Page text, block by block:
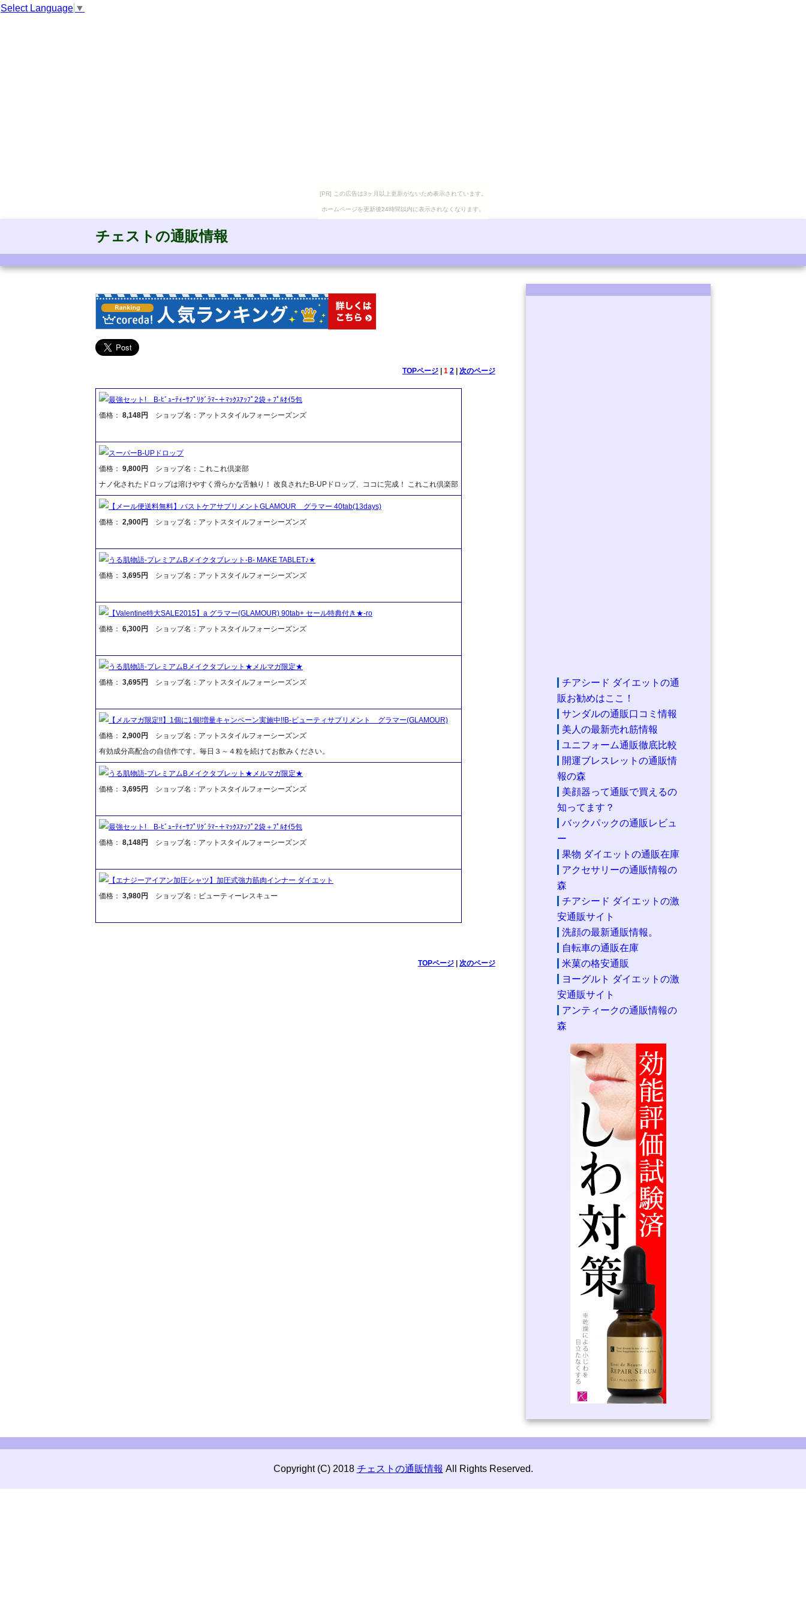
Select Language ▼
[PR] この広告は3ヶ月以上更新がないため表示されています。
ホームページを更新後24時間以内に表示されなくなります。
チェストの通販情報
TOPページ| 1 2| 次のページ
最強セット! B-ﾋﾞｭｰﾃｨｰｻﾌﾟﾘｸﾞﾗﾏｰ＋ﾏｯｸｽｱｯﾌﾟ2袋＋ﾌﾟﾙｵｲ5包
価格： 8,148円 ショップ名：アットスタイルフォーシーズンズ
スーパーB-UPドロップ
価格： 9,800円
ショップ名：これこれ倶楽部
ナノ化されたドロップは溶けやすく滑らかな舌触り！ 改良されたB-UPドロップ、ココに完成！ これこれ倶楽部
【メール便送料無料】バストケアサプリメントGLAMOUR グラマー 40tab(13days)
価格： 2,900円 ショップ名：アットスタイルフォーシーズンズ
うる肌物語-プレミアムBメイクタブレット-B- MAKE TABLET♪★
価格： 3,695円 ショップ名：アットスタイルフォーシーズンズ
【Valentine特大SALE2015】a グラマー(GLAMOUR) 90tab+ セール特典付き★-ro
価格： 6,300円 ショップ名：アットスタイルフォーシーズンズ
うる肌物語-プレミアムBメイクタブレット★メルマガ限定★
価格： 3,695円 ショップ名：アットスタイルフォーシーズンズ
【メルマガ限定!!】1個に1個!増量キャンペーン実施中!!B-ビューティサプリメント グラマー(GLAMOUR)
価格： 2,900円
ショップ名：アットスタイルフォーシーズンズ
有効成分高配合の自信作です。毎日３～４粒を続けてお飲みください。
うる肌物語-プレミアムBメイクタブレット★メルマガ限定★
価格： 3,695円 ショップ名：アットスタイルフォーシーズンズ
最強セット! B-ﾋﾞｭｰﾃｨｰｻﾌﾟﾘｸﾞﾗﾏｰ＋ﾏｯｸｽｱｯﾌﾟ2袋＋ﾌﾟﾙｵｲ5包
価格： 8,148円 ショップ名：アットスタイルフォーシーズンズ
【エナジーアイアン加圧シャツ】加圧式強力筋肉インナー ダイエット
価格： 3,980円 ショップ名：ビューティーレスキュー
TOPページ| 次のページ
チアシード ダイエットの通
販お勧めはここ！
サンダルの通販口コミ情報
美人の最新売れ筋情報
ユニフォーム通販徹底比較
開運ブレスレットの通販情
報の森
美顔器って通販で買えるの
知ってます？
バックパックの通販レビュ
ー
果物 ダイエットの通販在庫
アクセサリーの通販情報の
森
チアシード ダイエットの激
安通販サイト
洗顔の最新通販情報。
自転車の通販在庫
米菓の格安通販
ヨーグルト ダイエットの激
安通販サイト
アンティークの通販情報の
森
Copyright (C) 2018 チェストの通販情報 All Rights Reserved.